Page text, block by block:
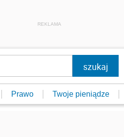
REKLAMA
Prawo Twoje pieniądze